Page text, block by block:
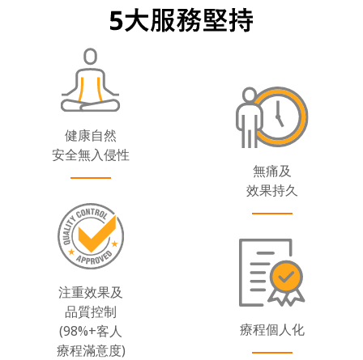
健康自然
安全無入侵性
注重效果及
品質控制
(98%+客人
療程滿意度)
無痛及
效果持久
療程個人化